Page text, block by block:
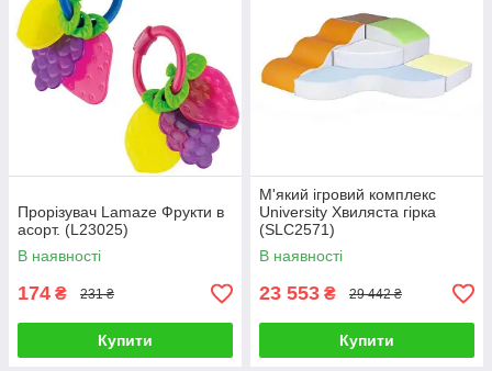
Прорізувач Lamaze Фрукти в
асорт. (L23025)
В наявності
174 ₴ 231 ₴
Купити
М'який ігровий комплекс
University Хвиляста гірка
(SLC2571)
В наявності
23 553 ₴ 29 442 ₴
Купити